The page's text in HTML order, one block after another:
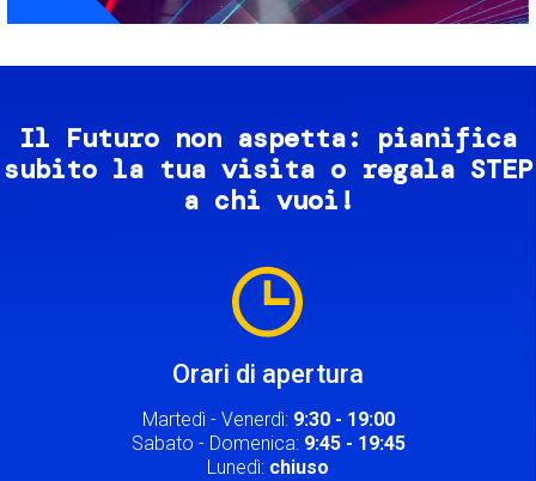
Il Futuro non aspetta: pianifica
subito la tua visita o regala STEP
a chi vuoi!
Orari di apertura
Martedì - Venerdì: 9:30 - 19:00
Sabato - Domenica: 9:45 - 19:45
Lunedì: chiuso